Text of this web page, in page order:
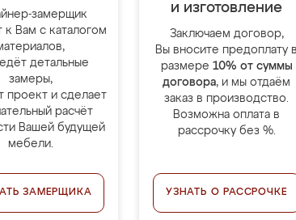
замерщик
к Вам с каталогом
детальные
замеры,
проект и сделает
расчёт
Вашей будущей
мебели.
ЗАМЕРЩИКА
и изготовление
Заключаем договор,
Вы вносите предоплату в
размере 10% от суммы
договора, и мы отдаём
заказ в производство.
Возможна оплата в
рассрочку без %.
УЗНАТЬ О РАССРОЧКЕ